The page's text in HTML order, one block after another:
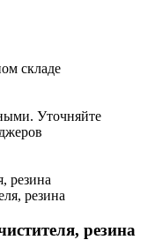
складе
Уточняйте
резина
резина